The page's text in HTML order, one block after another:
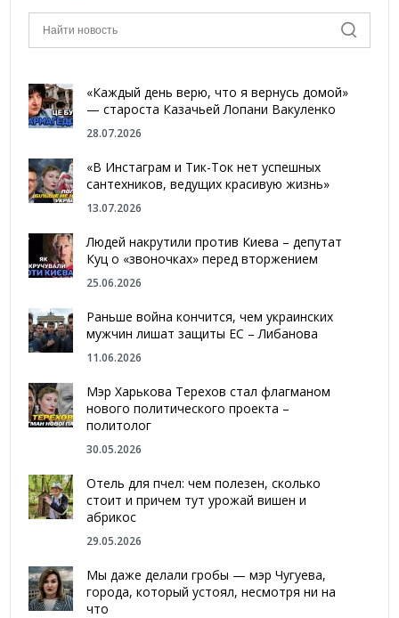
«Каждый день верю, что я вернусь домой»
— староста Казачьей Лопани Вакуленко
28.07.2026
«В Инстаграм и Тик-Ток нет успешных
сантехников, ведущих красивую жизнь»
13.07.2026
Людей накрутили против Киева – депутат
Куц о «звоночках» перед вторжением
25.06.2026
Раньше война кончится, чем украинских
мужчин лишат защиты ЕС – Либанова
11.06.2026
Мэр Харькова Терехов стал флагманом
нового политического проекта –
политолог
30.05.2026
Отель для пчел: чем полезен, сколько
стоит и причем тут урожай вишен и
абрикос
29.05.2026
Мы даже делали гробы — мэр Чугуева,
города, который устоял, несмотря ни на
что